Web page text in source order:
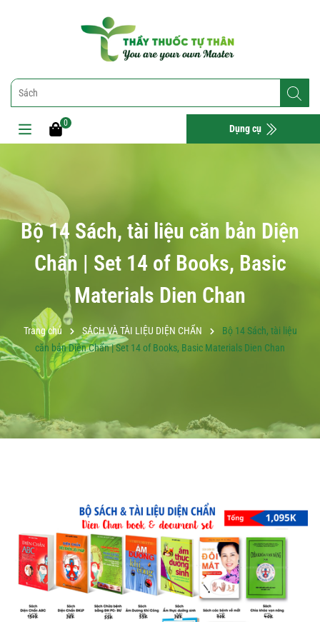
0 Dụng cụ
Bộ 14 Sách, tài liệu căn bản Diện
Chẩn | Set 14 of Books, Basic
Materials Dien Chan
Trang chủ SÁCH VÀ TÀI LIỆU DIỆN CHẨN
Bộ 14 Sách, tài liệu
căn bản Diện Chẩn | Set 14 of Books, Basic Materials Dien Chan